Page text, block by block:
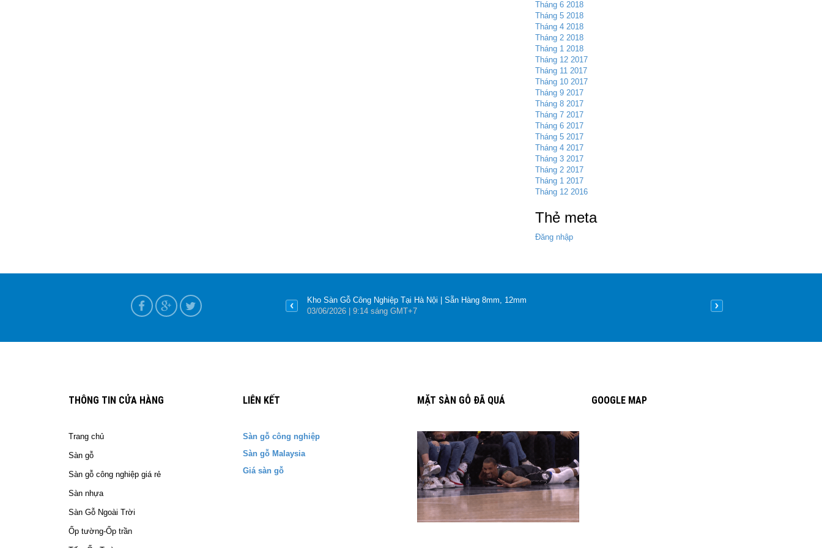
Tháng 6 2018
Tháng 5 2018
Tháng 4 2018
Tháng 2 2018
Tháng 1 2018
Tháng 12 2017
Tháng 11 2017
Tháng 10 2017
Tháng 9 2017
Tháng 8 2017
Tháng 7 2017
Tháng 6 2017
Tháng 5 2017
Tháng 4 2017
Tháng 3 2017
Tháng 2 2017
Tháng 1 2017
Tháng 12 2016
Thẻ meta
Đăng nhập
Kho Sàn Gỗ Công Nghiệp Tại Hà Nội | Sẵn Hàng 8mm, 12mm
03/06/2026 | 9:14 sáng GMT+7
Nên lát sàn gỗ hay sàn nhựa
09/05
THÔNG TIN CỬA HÀNG
Trang chủ
Sàn gỗ
Sàn gỗ công nghiệp giá rẻ
Sàn nhựa
Sàn Gỗ Ngoài Trời
Ốp tường-Ốp trần
LIÊN KẾT
Sàn gỗ công nghiệp
Sàn gỗ Malaysia
Giá sàn gỗ
MẶT SÀN GỖ ĐÃ QUÁ GOOGLE MAP